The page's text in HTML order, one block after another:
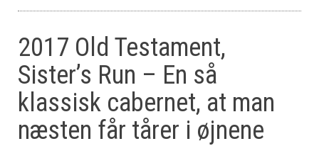
2017 Old Testament,
Sister’s Run – En så
klassisk cabernet, at man
næsten får tårer i øjnene